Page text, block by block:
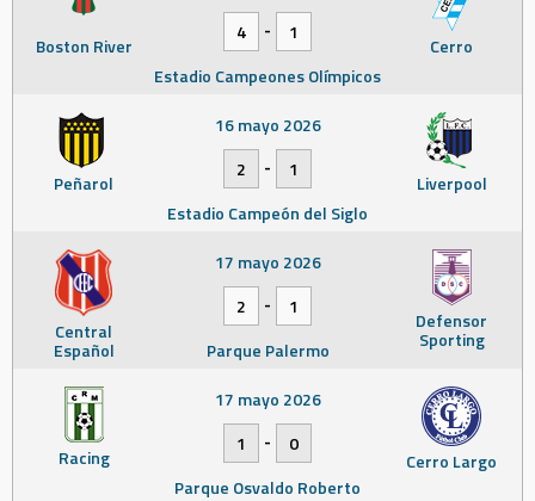
Boston River Cerro
4 -
1
Estadio Campeones Olímpicos
Peñarol Liverpool
16 mayo 2026
2
-
1
Estadio Campeón del Siglo
Central
Español
Defensor
Sporting
17 mayo 2026
2
-
1
Parque Palermo
Racing Cerro Largo
17 mayo 2026
1
-
0
Parque Osvaldo Roberto